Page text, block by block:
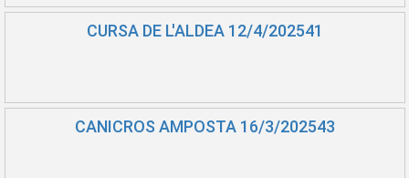
CURSA DE L'ALDEA 12/4/202541
CANICROS AMPOSTA 16/3/202543